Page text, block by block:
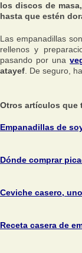
los discos de
hasta que estén
Las empanadillas
rellenos y
pasando por una
atayef . De seguro,
Otros artículos que
Empanadillas de
Dónde comprar
Ceviche casero,
Receta casera de